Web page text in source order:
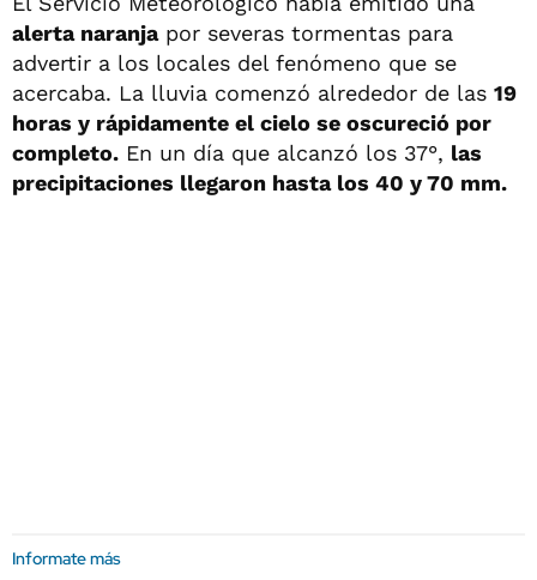
alerta naranjapor severas tormentas para
advertir a los locales del fenómeno que se
acercaba. La lluvia comenzó alrededor de las 19
horas y rápidamente el cielo se oscureció por
completo. En un día que alcanzó los 37°, las
precipitaciones llegaron hasta los 40 y 70 mm.
Informate más